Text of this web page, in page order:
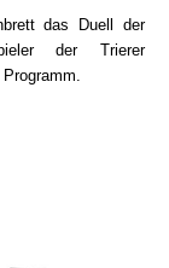
das Duell der
der Trierer